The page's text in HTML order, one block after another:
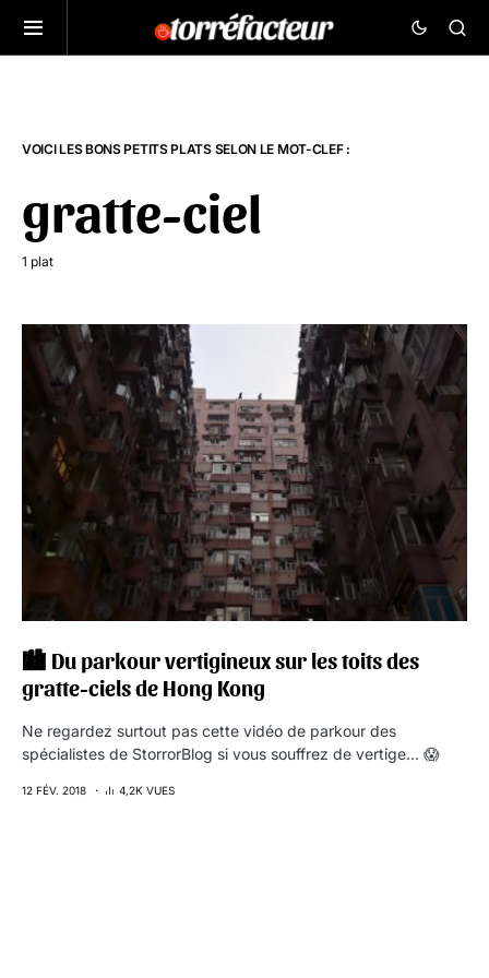
VOICI LES BONS PETITS PLATS SELON LE MOT-CLEF :
gratte-ciel
1 plat
🏙 Du parkour vertigineux sur les toits des
gratte-ciels de Hong Kong
Ne regardez surtout pas cette vidéo de parkour des
spécialistes de StorrorBlog si vous souffrez de vertige… 😱
12 FÉV. 2018 4,2K VUES